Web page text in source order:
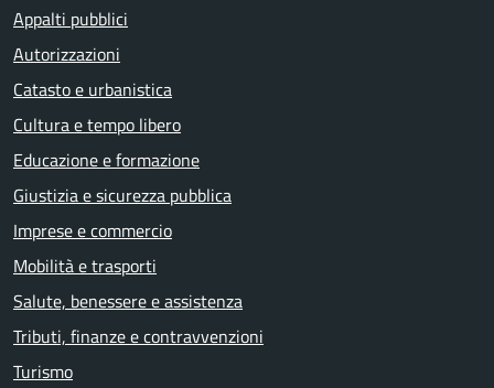
Appalti pubblici
Autorizzazioni
Catasto e urbanistica
Cultura e tempo libero
Educazione e formazione
Giustizia e sicurezza pubblica
Imprese e commercio
Mobilità e trasporti
Salute, benessere e assistenza
Tributi, finanze e contravvenzioni
Turismo